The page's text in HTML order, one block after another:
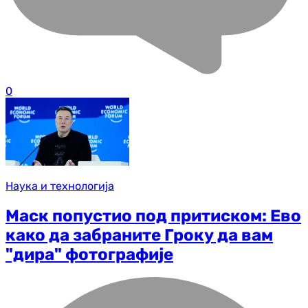
0
Наука и технологија
Маск попустио под притиском: Ево
како да забраните Гроку да вам
"дира" фотографије